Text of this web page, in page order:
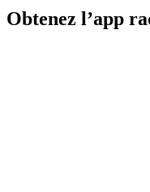
Obtenez l’app